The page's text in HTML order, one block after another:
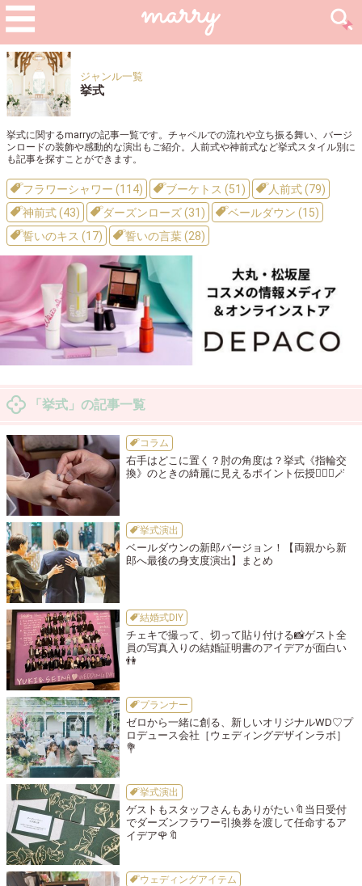
ジャンル一覧
挙式
挙式に関するmarryの記事一覧です。チャペルでの流れや立ち振る舞い、バージ
ンロードの装飾や感動的な演出もご紹介。人前式や神前式など挙式スタイル別に
も記事を探すことができます。
フラワーシャワー (114) ブーケトス (51)
人前式 (79)
神前式 (43)
ダーズンローズ (31)
ベールダウン (15)
誓いのキス (17)
誓いの言葉 (28)
「挙式」の記事一覧
コラム
右手はどこに置く？肘の角度は？挙式《指輪交
換》のときの綺麗に見えるポイント伝授🧙🏻‍♀️🪄
挙式演出
ベールダウンの新郎バージョン！【両親から新
郎へ最後の身支度演出】まとめ
結婚式DIY
チェキで撮って、切って貼り付ける📸ゲスト全
員の写真入りの結婚証明書のアイデアが面白い
👫
プランナー
ゼロから一緒に創る、新しいオリジナルWD♡プ
ロデュース会社［ウェディングデザインラボ］
💐
挙式演出
ゲストもスタッフさんもありがたい🔖当日受付
でダーズンフラワー引換券を渡して任命するア
イデア🌹🔖
ウェディングアイテム